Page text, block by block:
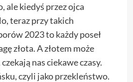
ale kiedyś przez ojca
teraz przy takich
2023 to każdy poseł
złota. A złotem może
nas ciekawe czasy.
czyli jako przekleństwo.